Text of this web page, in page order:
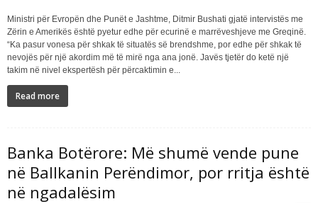
Ministri për Evropën dhe Punët e Jashtme, Ditmir Bushati gjatë intervistës me
Zërin e Amerikës është pyetur edhe për ecurinë e marrëveshjeve me Greqinë.
“Ka pasur vonesa për shkak të situatës së brendshme, por edhe për shkak të
nevojës për një akordim më të mirë nga ana jonë. Javës tjetër do ketë një
takim në nivel ekspertësh për përcaktimin e...
Read more
Banka Botërore: Më shumë vende pune
në Ballkanin Perëndimor, por rritja është
në ngadalësim